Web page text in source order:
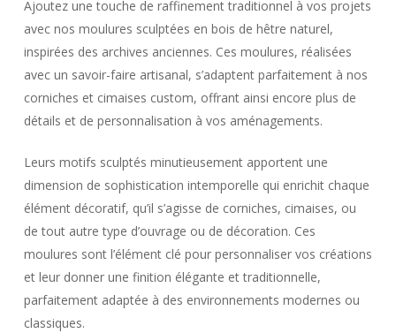
Votre panier est vide.
Go To Shop
Ajoutez une touche de raffinement traditionnel à vos projets
avec nos moulures sculptées en bois de hêtre naturel,
inspirées des archives anciennes. Ces moulures, réalisées
avec un savoir-faire artisanal, s’adaptent parfaitement à nos
corniches et cimaises custom, offrant ainsi encore plus de
détails et de personnalisation à vos aménagements.
Leurs motifs sculptés minutieusement apportent une
dimension de sophistication intemporelle qui enrichit chaque
élément décoratif, qu’il s’agisse de corniches, cimaises, ou
de tout autre type d’ouvrage ou de décoration. Ces
moulures sont l’élément clé pour personnaliser vos créations
et leur donner une finition élégante et traditionnelle,
parfaitement adaptée à des environnements modernes ou
classiques.